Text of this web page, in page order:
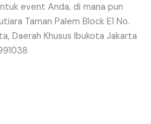
event Anda, di mana pun
Taman Palem Block E1 No.
Daerah Khusus Ibukota Jakarta